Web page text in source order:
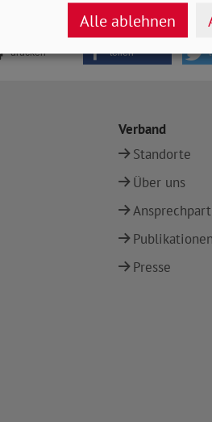
drucken teilen
Verband
Standorte
Über uns
Publikationen
Presse
Alle ablehnen